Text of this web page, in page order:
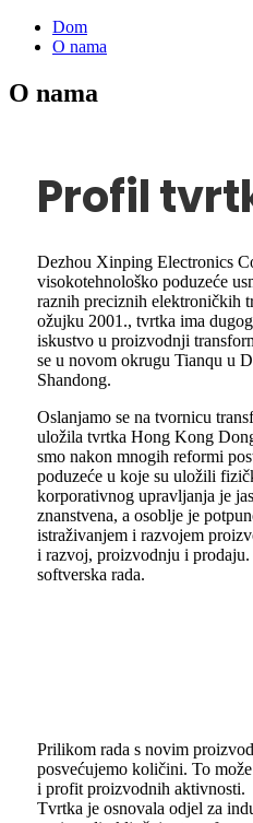
Dom
O nama
O nama
Profil
Dezhou Xinping Electronics
visokotehnološko poduzeće
raznih preciznih elektroničkih
ožujku 2001., tvrtka ima
iskustvo u proizvodnji
se u novom okrugu Tianqu u
Shandong.
Oslanjamo se na tvornicu
uložila tvrtka Hong Kong
smo nakon mnogih reformi
poduzeće u koje su uložili
korporativnog upravljanja je
znanstvena, a osoblje je
istraživanjem i razvojem
i razvoj, proizvodnju i
softverska rada.
Prilikom rada s novim
posvećujemo količini. To
i profit proizvodnih aktivnosti.
Tvrtka je osnovala odjel za